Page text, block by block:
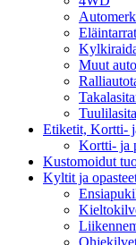
Eläintarrat
Muut
Etiketit, Kortti-
Kortti- ja
Kustomoidut
Kyltit ja